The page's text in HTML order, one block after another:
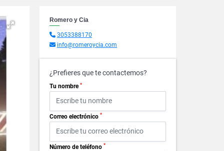
Romero y Cia
3053388170
info@romeroycia.com
¿Prefieres que te contactemos?
Tu nombre *
Correo electrónico *
Número de teléfono *